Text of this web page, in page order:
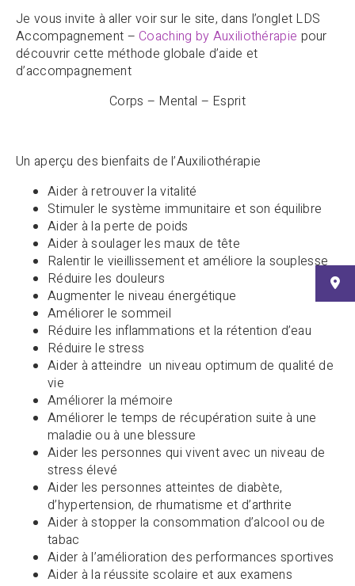
Je vous invite à aller voir sur le site, dans l’onglet LDS
Accompagnement –Coaching by Auxiliothérapie pour
découvrir cette méthode globale d’aide et
d’accompagnement
Corps – Mental – Esprit
Un aperçu des bienfaits de l’Auxiliothérapie
Aider à retrouver la vitalité
Stimuler le système immunitaire et son équilibre
Aider à la perte de poids
Aider à soulager les maux de tête
Ralentir le vieillissement et améliore la souplesse
Réduire les douleurs
Augmenter le niveau énergétique
Améliorer le sommeil
Réduire les inflammations et la rétention d’eau
Réduire le stress
Aider à atteindre un niveau optimum de qualité de
vie
Améliorer la mémoire
Améliorer le temps de récupération suite à une
maladie ou à une blessure
Aider les personnes qui vivent avec un niveau de
stress élevé
Aider les personnes atteintes de diabète,
d’hypertension, de rhumatisme et d’arthrite
Aider à stopper la consommation d’alcool ou de
tabac
Aider à l’amélioration des performances sportives
Aider à la réussite scolaire et aux examens